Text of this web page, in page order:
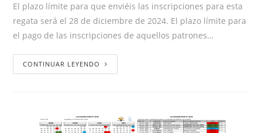
El plazo límite para que enviéis las inscripciones para esta
regata será el 28 de diciembre de 2024. El plazo límite para
el pago de las inscripciones de aquellos patrones…
CONTINUAR LEYENDO